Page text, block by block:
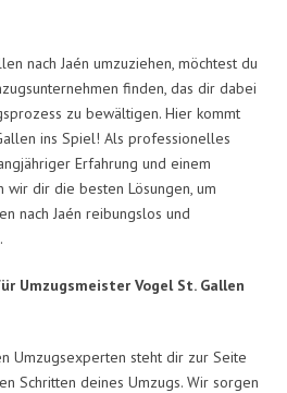
nach Jaén umzuziehen, möchtest du
finden, das dir dabei
zu bewältigen. Hier kommt
ins Spiel! Als professionelles
Erfahrung und einem
dir die besten Lösungen, um
nach Jaén reibungslos und
Umzugsmeister Vogel St. Gallen
Umzugsexperten steht dir zur Seite
Schritten deines Umzugs. Wir sorgen